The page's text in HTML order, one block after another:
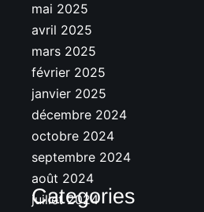
mai 2025
avril 2025
mars 2025
février 2025
janvier 2025
décembre 2024
octobre 2024
septembre 2024
août 2024
juillet 2024
Categories